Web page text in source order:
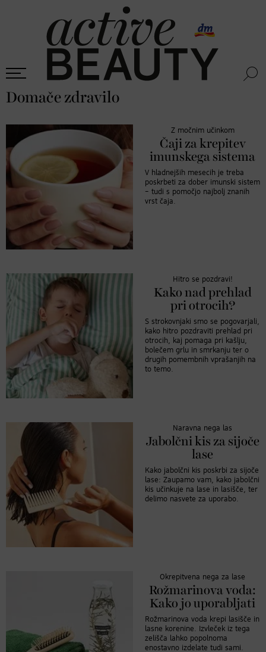
Domače zdravilo
Z močnim učinkom
Čaji za krepitev
imunskega sistema
V hladnejših mesecih je treba
poskrbeti za dober imunski sistem
– tudi s pomočjo najbolj znanih
vrst čaja.
Hitro se pozdravi!
Kako nad prehlad
pri otrocih?
S strokovnjaki smo se pogovarjali,
kako hitro pozdraviti prehlad pri
otrocih, kaj pomaga pri kašlju,
bolečem grlu in smrkanju ter o
drugih pomembnih vprašanjih na
to temo.
Naravna nega las
Jabolčni kis za sijoče
lase
Kako jabolčni kis poskrbi za sijoče
lase: Zaupamo vam, kako jabolčni
kis učinkuje na lase in lasišče, ter
delimo nasvete za uporabo.
Okrepitvena nega za lase
Rožmarinova voda:
Kako jo uporabljati
Rožmarinova voda krepi lasišče in
lasne korenine. Izvleček iz tega
zelišča lahko popolnoma
enostavno izdelate tudi sami.